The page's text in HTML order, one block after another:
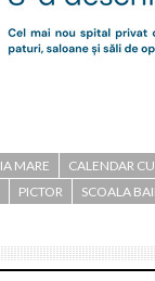
MARE CALENDAR
PICTOR SCOALA